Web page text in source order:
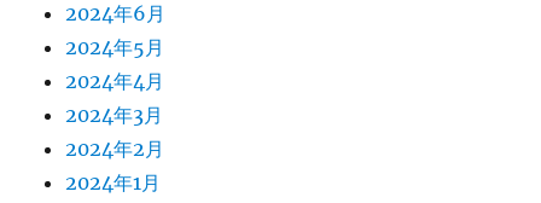
2024年6月
2024年5月
2024年4月
2024年3月
2024年2月
2024年1月